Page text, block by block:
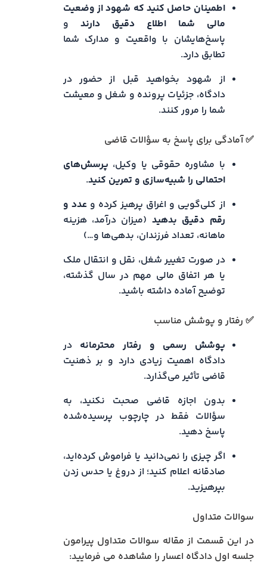
اطمینان حاصل کنید که شهود از وضعیت
مالی شما اطلاع دقیق دارند و
پاسخ‌هایشان با واقعیت و مدارک شما
تطابق دارد.
از شهود بخواهید قبل از حضور در
دادگاه، جزئیات پرونده و شغل و معیشت
شما را مرور کنند.
✅ آمادگی برای پاسخ به سؤالات قاضی
با مشاوره حقوقی یا وکیل، پرسش‌های
احتمالی را شبیه‌سازی و تمرین کنید.
از کلی‌گویی و اغراق پرهیز کرده وعدد و
رقم دقیق بدهید (میزان درآمد، هزینه
ماهانه، تعداد فرزندان، بدهی‌ها و…)
در صورت تغییر شغل، نقل‌ و انتقال ملک
یا هر اتفاق مالی مهم در سال گذشته،
توضیح آماده داشته باشید.
✅ رفتار و پوشش مناسب
پوشش رسمی و رفتار محترمانه در
دادگاه اهمیت زیادی دارد و بر ذهنیت
قاضی تأثیر می‌گذارد.
بدون اجازه قاضی صحبت نکنید، به
سؤالات فقط در چارچوب پرسیده‌شده
پاسخ دهید.
اگر چیزی را نمی‌دانید یا فراموش کرده‌اید،
صادقانه اعلام کنید؛ از دروغ یا حدس زدن
بپرهیزید.
سوالات متداول
در این قسمت از مقاله سوالات متداول پیرامون
جلسه اول دادگاه اعسار را مشاهده می فرمایید: